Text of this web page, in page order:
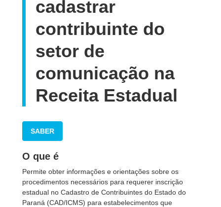
cadastrar
contribuinte do
setor de
comunicação na
Receita Estadual
SABER
O que é
Permite obter informações e orientações sobre os
procedimentos necessários para requerer inscrição
estadual no Cadastro de Contribuintes do Estado do
Paraná (CAD/ICMS) para estabelecimentos que